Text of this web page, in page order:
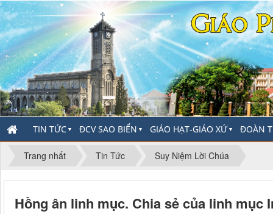
TIN TỨC ▼ ĐCV SAO BIỂN ▼ GIÁO HẠT-GIÁO XỨ▼ ĐOÀN
Trang nhất Tin Tức Suy Niệm Lời Chúa
Hồng ân linh mục. Chia sẻ của linh mục